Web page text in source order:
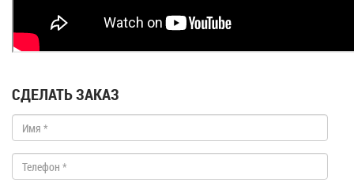
СДЕЛАТЬ ЗАКАЗ